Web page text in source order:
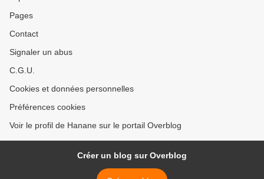
Pages
Contact
Signaler un abus
C.G.U.
Cookies et données personnelles
Préférences cookies
Voir le profil de Hanane sur le portail Overblog
Créer un blog sur Overblog